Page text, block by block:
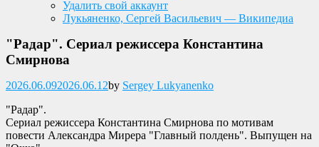
Удалить свой аккаунт
Лукьяненко, Сергей Васильевич — Википедиа
"Радар". Сериал режиссера Константина
Смирнова
Опубликовано
2026.06.092026.06.12by Sergey Lukyanenko
"Радар".
Сериал режиссера Константина Смирнова по мотивам
повести Александра Мирера "Главный полдень". Выпущен на